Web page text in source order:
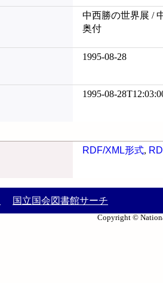
中西勝の世界展 /
奥付
1995-08-28
1995-08-
RDF/XML形式,
国立国会図書館サーチ
Copyright ©